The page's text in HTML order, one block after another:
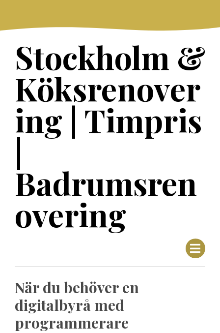
content
Stockholm &
Köksrenover
ing | Timpris
|
Badrumsren
overing
Posts
När du behöver en
digitalbyrå med
programmerare